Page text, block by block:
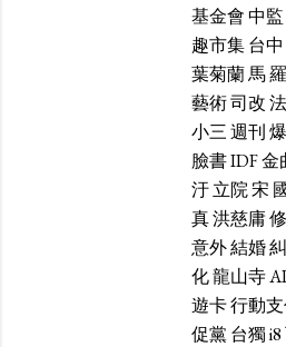
基金會中監
趣市集台中
葉菊蘭馬
藝術司改
小三週刊
臉書IDF金
汙立院宋
真洪慈庸
意外結婚
化龍山寺
遊卡行動
促黨台獨i8